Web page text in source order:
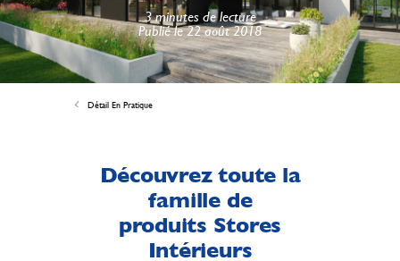
3 minutes de lecture
Publié le 22 août 2018
Détail En Pratique
Découvrez toute la
famille de
produits Stores
Intérieurs